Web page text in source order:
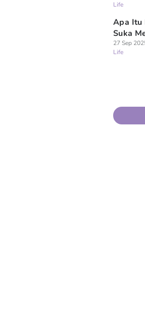
Life
Apa Itu
Suka
27 Sep
Life